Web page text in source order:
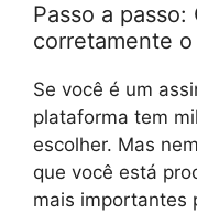
Passo a
corretamente
Se você é um
plataforma tem
escolher. Mas
que você está
mais importantes